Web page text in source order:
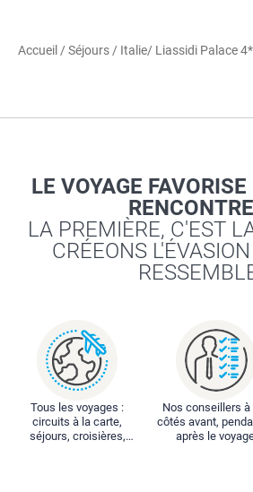
Accueil /Séjours / Italie/ Liassidi Palace
LE VOYAGE
LA PREMIÈRE, C'EST
CRÉEONS
Tous les voyages :
circuits à la carte,
séjours, croisières,
Nos conseillers à
côtés avant,
après le